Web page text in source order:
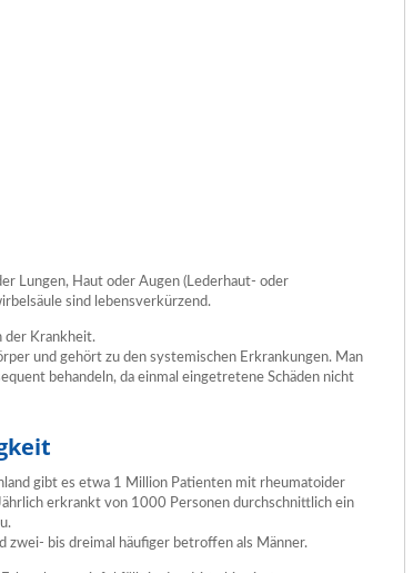
Lungen, Haut oder Augen (Lederhaut- oder
sind lebensverkürzend.
der Krankheit.
und gehört zu den systemischen Erkrankungen. Man
behandeln, da einmal eingetretene Schäden nicht
gibt es etwa 1 Million Patienten mit rheumatoider
erkrankt von 1000 Personen durchschnittlich ein
zwei- bis dreimal häufiger betroffen als Männer.